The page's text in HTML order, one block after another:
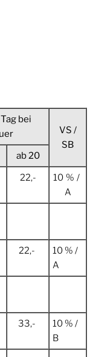
bei
VS /
SB
ab 20
22,-
10 % /
A
22,-
10 % /
A
33,-
10 % /
B